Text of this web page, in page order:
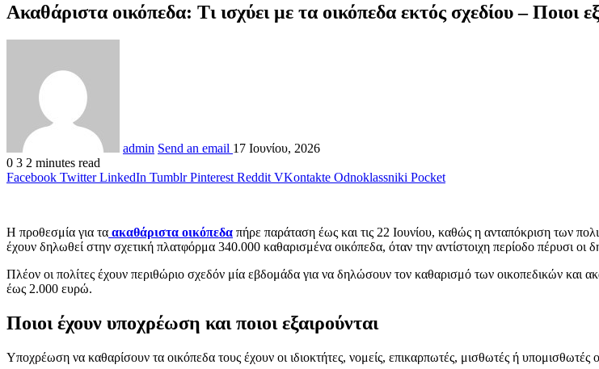
Ακαθάριστα οικόπεδα: Τι ισχύει με τα οικόπεδα εκτός σχεδίου – Ποιοι
admin Send an email 17 Ιουνίου, 2026
0 3 2 minutes read
Facebook Twitter LinkedIn Tumblr Pinterest Reddit VKontakte Odnoklassniki Pocket
Η προθεσμία για τα ακαθάριστα οικόπεδα πήρε παράταση έως και τις 22 Ιουνίου, καθώς η ανταπόκριση των
έχουν δηλωθεί στην σχετική πλατφόρμα 340.000 καθαρισμένα οικόπεδα, όταν την αντίστοιχη περίοδο πέρυσι οι
Πλέον οι πολίτες έχουν περιθώριο σχεδόν μία εβδομάδα για να δηλώσουν τον καθαρισμό των οικοπεδικών και
έως 2.000 ευρώ.
Ποιοι έχουν υποχρέωση και ποιοι εξαιρούνται
Yποχρέωση να καθαρίσουν τα οικόπεδα τους έχουν οι ιδιοκτήτες, νομείς, επικαρπωτές, μισθωτές ή